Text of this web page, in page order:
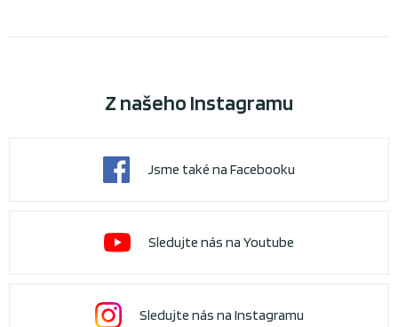
Z našeho Instagramu
Jsme také na Facebooku
Sledujte nás na Youtube
Sledujte nás na Instagramu